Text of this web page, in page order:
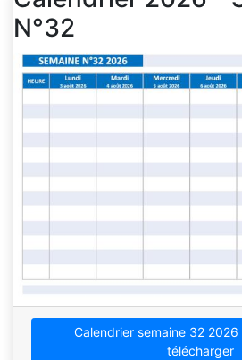
N°32
Calendrier semaine 32 2026
télécharger